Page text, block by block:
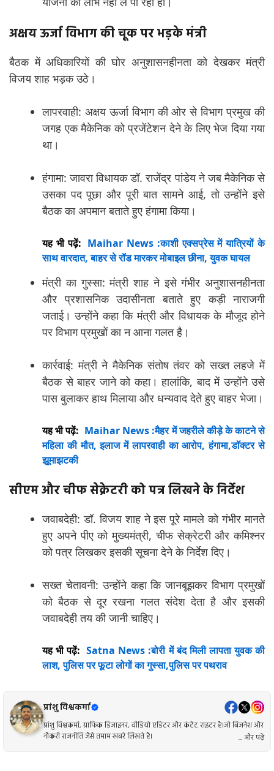
अक्षय ऊर्जा विभाग की चूक पर भड़के मंत्री
बैठक में अधिकारियों की घोर अनुशासनहीनता को देखकर मंत्री
विजय शाह भड़क उठे।
लापरवाही: अक्षय ऊर्जा विभाग की ओर से विभाग प्रमुख की
जगह एक मैकेनिक को प्रजेंटेशन देने के लिए भेज दिया गया
था।
हंगामा: जावरा विधायक डॉ. राजेंद्र पांडेय ने जब मैकेनिक से
उसका पद पूछा और पूरी बात सामने आई, तो उन्होंने इसे
बैठक का अपमान बताते हुए हंगामा किया।
यह भी पढ़ें: Maihar News :काशी एक्सप्रेस में यात्रियों के
साथ वारदात, बाहर से रॉड मारकर मोबाइल छीना, युवक घायल
मंत्री का गुस्सा: मंत्री शाह ने इसे गंभीर अनुशासनहीनता
और प्रशासनिक उदासीनता बताते हुए कड़ी नाराजगी
जताई। उन्होंने कहा कि मंत्री और विधायक के मौजूद होने
पर विभाग प्रमुखों का न आना गलत है।
कार्रवाई: मंत्री ने मैकेनिक संतोष तंवर को सख्त लहजे में
बैठक से बाहर जाने को कहा। हालांकि, बाद में उन्होंने उसे
पास बुलाकर हाथ मिलाया और धन्यवाद देते हुए बाहर भेजा।
यह भी पढ़ें: Maihar News :मैहर में जहरीले कीड़े के काटने से
महिला की मौत, इलाज में लापरवाही का आरोप, हंगामा,डॉक्टर से
झूमाझटकी
सीएम और चीफ सेक्रेटरी को पत्र लिखने के निर्देश
जवाबदेही: डॉ. विजय शाह ने इस पूरे मामले को गंभीर मानते
हुए अपने पीए को मुख्यमंत्री, चीफ सेक्रेटरी और कमिश्नर
को पत्र लिखकर इसकी सूचना देने के निर्देश दिए।
सख्त चेतावनी: उन्होंने कहा कि जानबूझकर विभाग प्रमुखों
को बैठक से दूर रखना गलत संदेश देता है और इसकी
जवाबदेही तय की जानी चाहिए।
यह भी पढ़ें: Satna News :बोरी में बंद मिली लापता युवक की
लाश, पुलिस पर फूटा लोगों का गुस्सा,पुलिस पर पथराव
प्रांशु विश्वकर्मा
प्रांशु विश्वकर्मा, ग्राफिक डिजाइनर, वीडियो एडिटर और कंटेंट राइटर है।जो बिजनेश और
नौकरी राजनीति जैसे तमाम खबरे लिखते है।
... और पढ़ें